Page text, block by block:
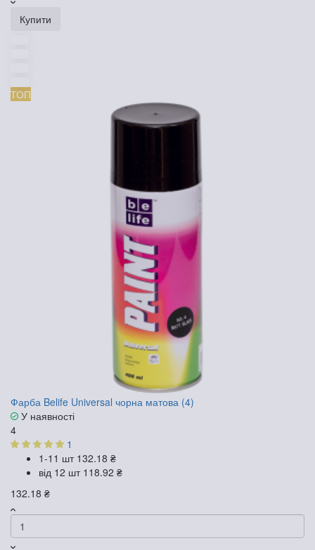
Купити
ТОП
Фарба Belife Universal чорна матова (4)
У наявності
4
1
1-11 шт 132.18 ₴
від 12 шт 118.92 ₴
132.18 ₴